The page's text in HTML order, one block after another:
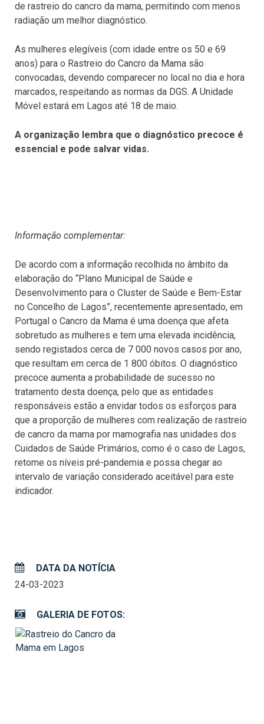
de rastreio do cancro da mama, permitindo com menos
radiação um melhor diagnóstico.
As mulheres elegíveis (com idade entre os 50 e 69
anos) para o Rastreio do Cancro da Mama são
convocadas, devendo comparecer no local no dia e hora
marcados, respeitando as normas da DGS. A Unidade
Móvel estará em Lagos até 18 de maio.
A organização lembra que o diagnóstico precoce é
essencial e pode salvar vidas.
Informação complementar:
De acordo com a informação recolhida no âmbito da
elaboração do “Plano Municipal de Saúde e
Desenvolvimento para o Cluster de Saúde e Bem-Estar
no Concelho de Lagos”, recentemente apresentado, em
Portugal o Cancro da Mama é uma doença que afeta
sobretudo as mulheres e tem uma elevada incidência,
sendo registados cerca de 7 000 novos casos por ano,
que resultam em cerca de 1 800 óbitos. O diagnóstico
precoce aumenta a probabilidade de sucesso no
tratamento desta doença, pelo que as entidades
responsáveis estão a envidar todos os esforços para
que a proporção de mulheres com realização de rastreio
de cancro da mama por mamografia nas unidades dos
Cuidados de Saúde Primários, como é o caso de Lagos,
retome os níveis pré-pandemia e possa chegar ao
intervalo de variação considerado aceitável para este
indicador.
DATA DA NOTÍCIA
24-03-2023
GALERIA DE FOTOS: